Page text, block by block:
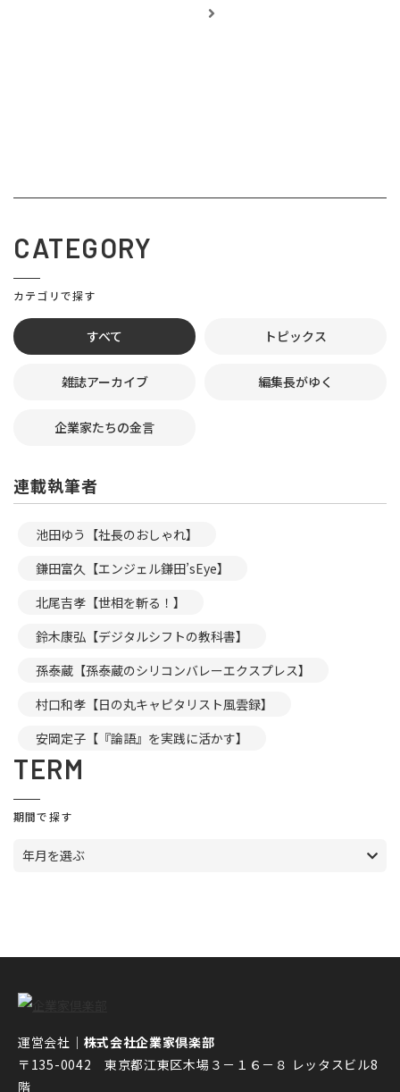
CATEGORY
カテゴリで探す
すべて トピックス
雑誌アーカイブ 編集長がゆく
企業家たちの金言
連載執筆者
池田ゆう【社長のおしゃれ】
鎌田富久【エンジェル鎌田’sEye】
北尾吉孝【世相を斬る！】
鈴木康弘【デジタルシフトの教科書】
孫泰蔵【孫泰蔵のシリコンバレーエクスプレス】
村口和孝【日の丸キャピタリスト風雲録】
安岡定子【『論語』を実践に活かす】
TERM
期間で探す
年月を選ぶ
運営会社｜ 株式会社企業家倶楽部
〒135-0042 東京都江東区木場３－１６－８ レッタスビル8
階